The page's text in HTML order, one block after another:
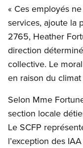
« Ces employés
services, ajoute la
2765, Heather
direction
collective. Le
en raison du
Selon Mme
section locale
Le SCFP
l’exception des